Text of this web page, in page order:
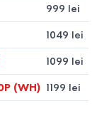
W
pentru
electronic,
999 lei
1049 lei
1099 lei
(WH) 1199 lei